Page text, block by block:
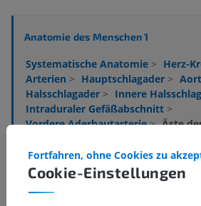
Anatomie des Menschen 1
Systematische Anatomie > Herz-
Arterien > Hauptschlagader >
Halsschlagader > Innere
Intraduraler Gefäßabschnitt >
Vordere Aderhautarterie> Äste
Darunterliegende Strukturen:Für
Teil gibt es keine zugehörigen
Cookie-Einstellungen
Fortfahren, ohne Cookies zu